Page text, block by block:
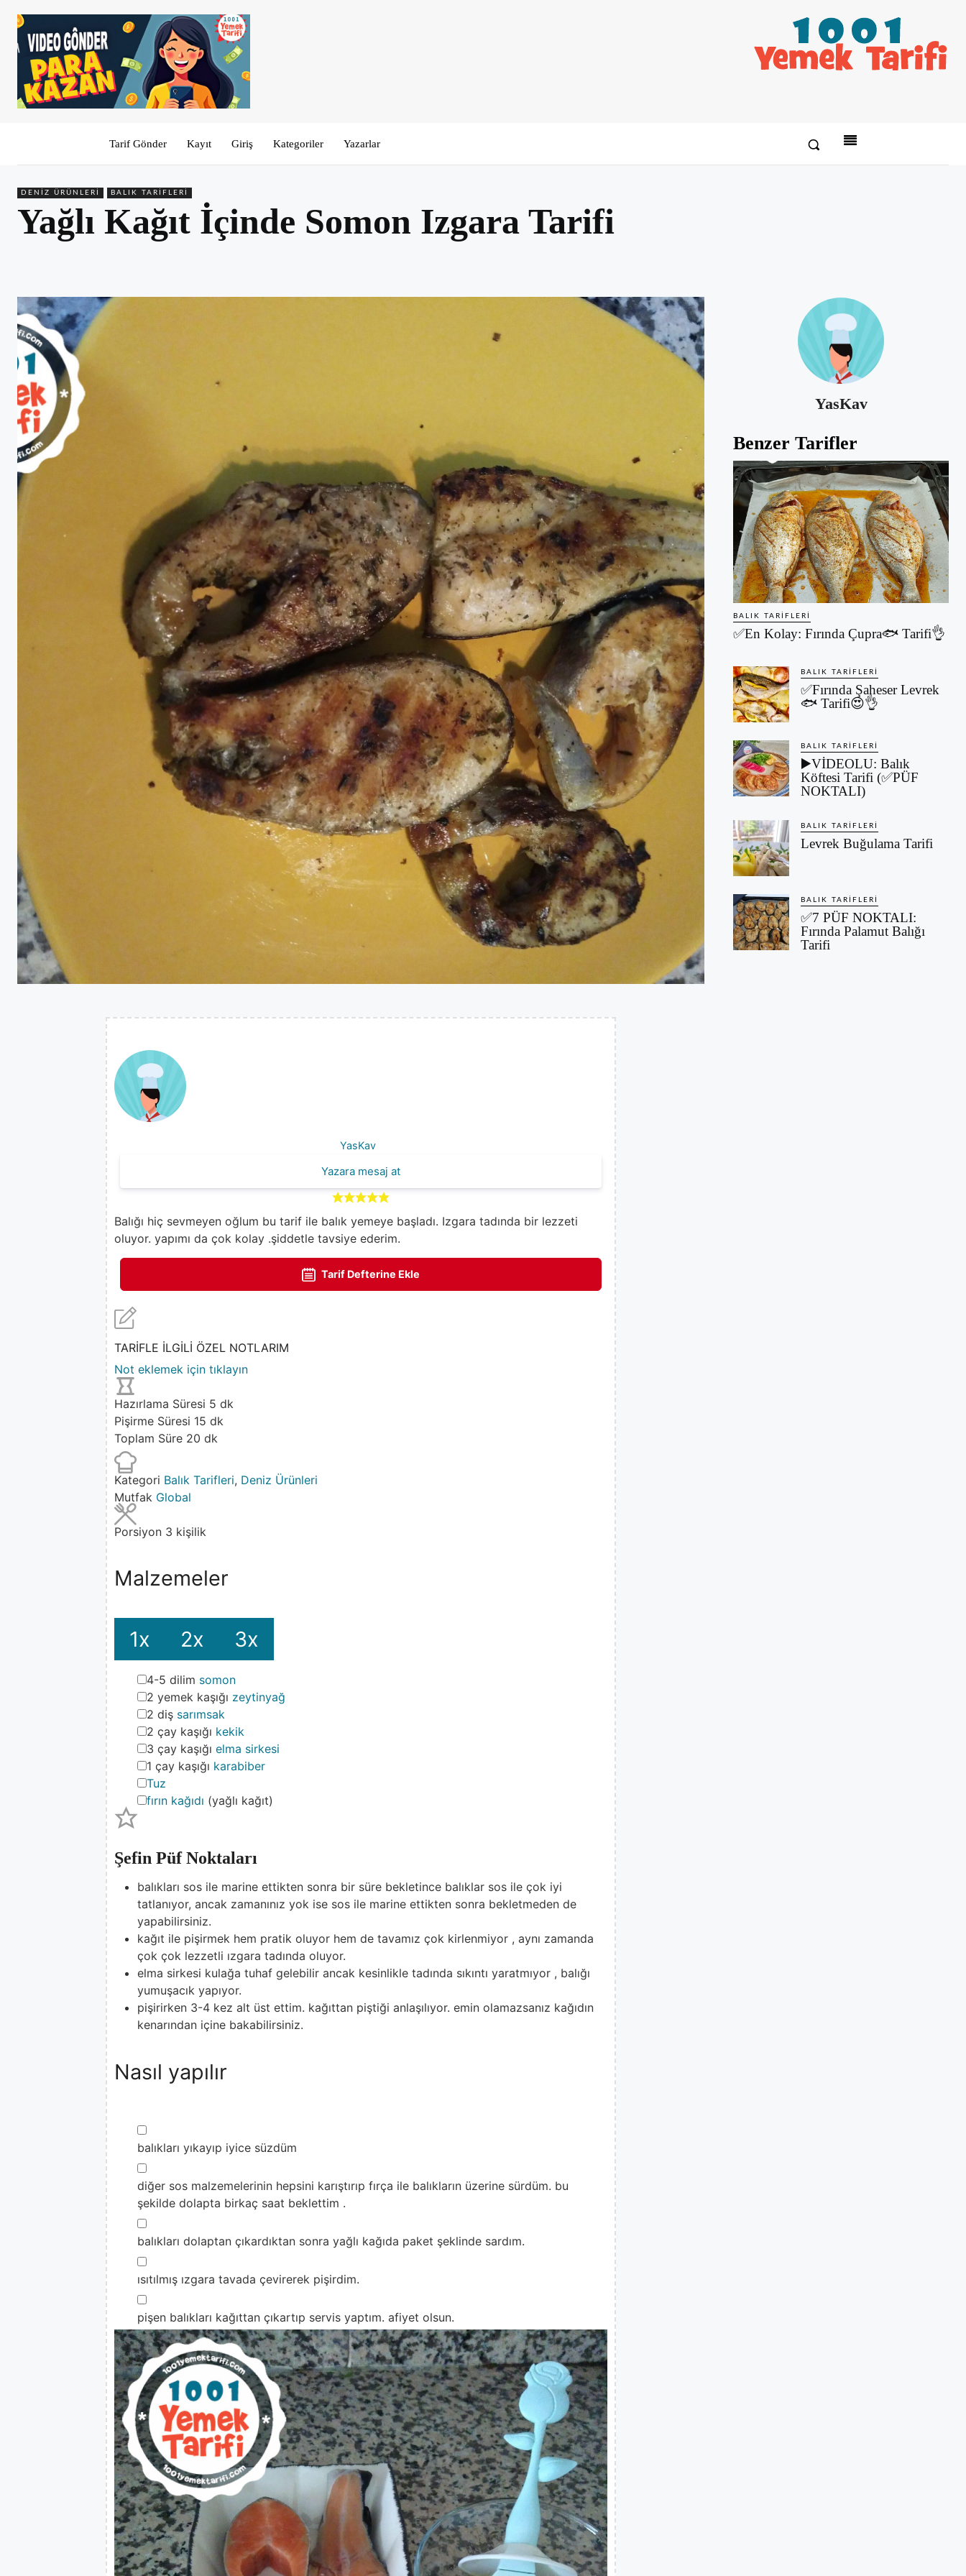
Tarif Gönder Kayıt Giriş Kategoriler Yazarlar
DENIZ ÜRÜNLERI BALIK TARIFLERI
Yağlı Kağıt İçinde Somon Izgara Tarifi
YasKav
Yazara mesaj at
Balığı hiç sevmeyen oğlum bu tarif ile balık yemeye başladı. Izgara tadında bir lezzeti
oluyor. yapımı da çok kolay .şiddetle tavsiye ederim.
Tarif Defterine Ekle
TARİFLE İLGİLİ ÖZEL NOTLARIM
Not eklemek için tıklayın
Hazırlama Süresi 5 dk
Pişirme Süresi 15 dk
Toplam Süre 20 dk
Kategori Balık Tarifleri, Deniz Ürünleri
Mutfak Global
Porsiyon 3 kişilik
Malzemeler
1x 2x 3x
▢
4-5 dilim somon
▢
2 yemek kaşığı zeytinyağ
▢
2 diş sarımsak
▢
2 çay kaşığı kekik
▢
3 çay kaşığı elma sirkesi
▢
1 çay kaşığı karabiber
▢
Tuz
▢
fırın kağıdı (yağlı kağıt)
Şefin Püf Noktaları
balıkları sos ile marine ettikten sonra bir süre bekletince balıklar sos ile çok iyi
tatlanıyor, ancak zamanınız yok ise sos ile marine ettikten sonra bekletmeden de
yapabilirsiniz.
kağıt ile pişirmek hem pratik oluyor hem de tavamız çok kirlenmiyor , aynı zamanda
çok çok lezzetli ızgara tadında oluyor.
elma sirkesi kulağa tuhaf gelebilir ancak kesinlikle tadında sıkıntı yaratmıyor , balığı
yumuşacık yapıyor.
pişirirken 3-4 kez alt üst ettim. kağıttan piştiği anlaşılıyor. emin olamazsanız kağıdın
kenarından içine bakabilirsiniz.
Nasıl yapılır
▢
balıkları yıkayıp iyice süzdüm
▢
diğer sos malzemelerinin hepsini karıştırıp fırça ile balıkların üzerine sürdüm. bu
şekilde dolapta birkaç saat beklettim .
▢
balıkları dolaptan çıkardıktan sonra yağlı kağıda paket şeklinde sardım.
▢
ısıtılmış ızgara tavada çevirerek pişirdim.
▢
pişen balıkları kağıttan çıkartıp servis yaptım. afiyet olsun.
YasKav
Benzer Tarifler
BALIK TARIFLERI
✅En Kolay: Fırında Çupra🐟 Tarifi👌
BALIK TARIFLERI
✅Fırında Şaheser Levrek
🐟 Tarifi😍👌
BALIK TARIFLERI
▶️VİDEOLU: Balık
Köftesi Tarifi (✅PÜF
NOKTALI)
BALIK TARIFLERI
Levrek Buğulama Tarifi
BALIK TARIFLERI
✅7 PÜF NOKTALI:
Fırında Palamut Balığı
Tarifi